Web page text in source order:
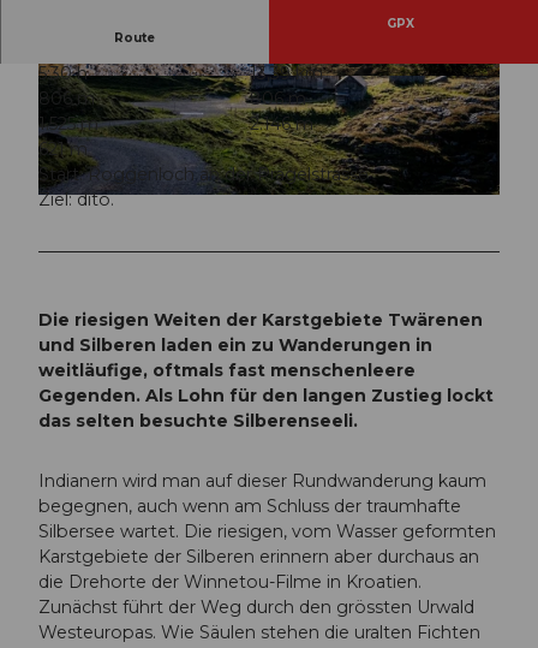
© Xaver Büeler, Schwyz Tourismus
© Xaver Büeler, Schwyz Tourismus © Xaver Büeler, Schwyz Tourismus
Route
GPX
5:30 h
13,39 km
806 m
806 m
1.525 m
2.146 m
621 m
Start: Roggenloch an der Pragelstrasse
Ziel: dito.
Die riesigen Weiten der Karstgebiete Twärenen
und Silberen laden ein zu Wanderungen in
weitläufige, oftmals fast menschenleere
Gegenden. Als Lohn für den langen Zustieg lockt
das selten besuchte Silberenseeli.
Indianern wird man auf dieser Rundwanderung kaum
begegnen, auch wenn am Schluss der traumhafte
Silbersee wartet. Die riesigen, vom Wasser geformten
Karstgebiete der Silberen erinnern aber durchaus an
die Drehorte der Winnetou-Filme in Kroatien.
Zunächst führt der Weg durch den grössten Urwald
Westeuropas. Wie Säulen stehen die uralten Fichten